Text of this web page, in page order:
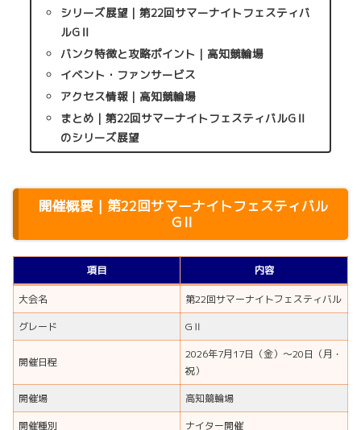
シリーズ展望｜第22回サマーナイトフェスティバ
ルGⅡ
バンク特徴と攻略ポイント｜高知競輪場
イベント・ファンサービス
アクセス情報｜高知競輪場
まとめ｜第22回サマーナイトフェスティバルGⅡ
のシリーズ展望
開催概要｜第22回サマーナイトフェスティバル
GⅡ
項目 内容
大会名
第22回サマーナイトフェスティバル
グレード
GⅡ
開催日程
2026年7月17日（金）～20日（月・
祝）
開催場
高知競輪場
開催種別
ナイター開催